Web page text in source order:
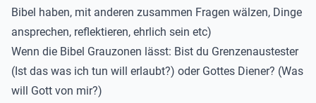
Bibel haben, mit anderen zusammen Fragen wälzen, Dinge
ansprechen, reflektieren, ehrlich sein etc)
Wenn die Bibel Grauzonen lässt: Bist du Grenzenaustester
(Ist das was ich tun will erlaubt?) oder Gottes Diener? (Was
will Gott von mir?)